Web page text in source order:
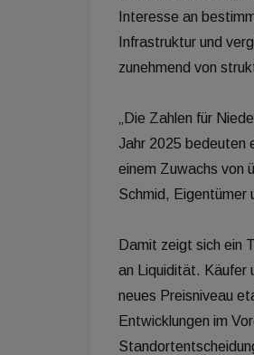
Interesse an
Infrastruktur und
zunehmend von
„Die Zahlen für
Jahr 2025 bedeuten
einem Zuwachs von
Schmid, Eigentümer
Damit zeigt sich ein
an Liquidität. Käufer
neues Preisniveau
Entwicklungen im